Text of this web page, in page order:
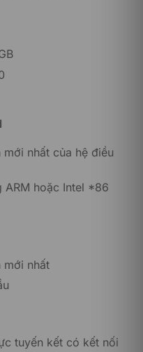
dùng sẽ dễ dàng
rõ rệt trong việc quản
doanh nghiệp hoặc
làm việc sẽ được
sẽ được giảm thiểu
SharePoint
nhất của hệ điều
ARM hoặc Intel *86
mới nhất
tuyến kết có kết nối